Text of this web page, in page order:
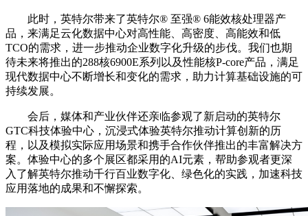
此时，英特尔带来了英特尔®️ 至强®️ 6能效核处理器产
品，来满足云化数据中心对高性能、高密度、高能效和低
TCO的需求，进一步推动企业数字化升级的步伐。我们也期
待未来将推出的288核6900E系列以及性能核P-core产品，满足
现代数据中心不断增长和变化的需求，助力计算基础设施的可
持续发展。
会后，媒体和产业伙伴还亲临参观了新启动的英特尔
GTC科技体验中心，沉浸式体验英特尔推动计算创新的历
程，以及模拟实际应用场景和携手合作伙伴推出的丰富解决方
案。体验中心的多个展区都采用的AI元素，帮助参观者更深
入了解英特尔推动千行百业数字化、绿色化的实践，加速科技
应用落地的成果和不懈探索。